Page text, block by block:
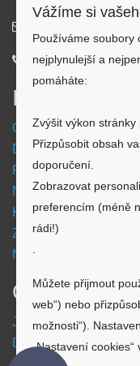
720 500 500
Informace
Obchodní podmínky
Doprava a platba
Reklamační formulář
Nastavení cookies
Kde nás najdete
Zpětný odběr
Návod - akumulátory
O nákupu
Jsme česká
Dostupnost zboží
Vážíme si
Používáme soubory
nejplynulejší a
pomáháte:
Zvýšit výkon stránky
Přizpůsobit obsah
doporučení.
Zobrazovat
preferencím (méně
rádi!)
Můžete přijmout
web“) nebo
možnosti“).
„Nastavení cookies“